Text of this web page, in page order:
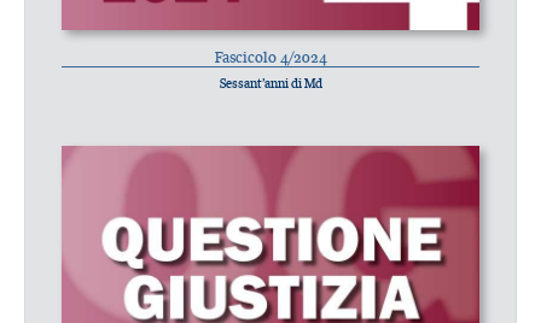
Fascicolo 4/2024
Sessant’anni di Md